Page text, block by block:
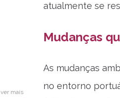
atualmente se
Mudanças
As mudanças
no entorno
ver mais